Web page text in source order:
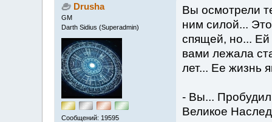
Drusha
GM
Darth Sidius (Superadmin)
Сообщений: 19595
Вы осмотрели
ним силой...
спящей, но... Ей
вами лежала
лет... Ее жизнь
- Вы...
Великое